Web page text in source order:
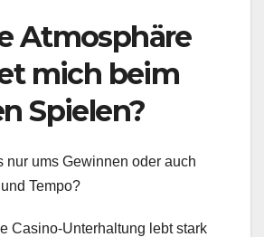
Atmosphäre
mich beim
Spielen?
nur ums Gewinnen oder auch
Tempo?
Casino-Unterhaltung lebt stark